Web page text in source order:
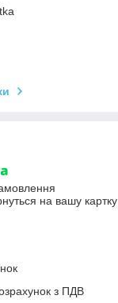
на вашу картку
з ПДВ